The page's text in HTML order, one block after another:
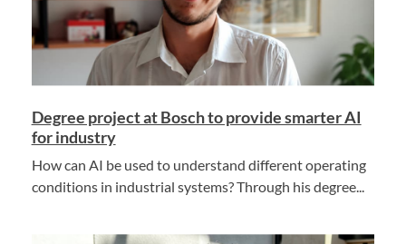
Degree project at Bosch to provide smarter AI
for industry
How can AI be used to understand different operating
conditions in industrial systems? Through his degree...